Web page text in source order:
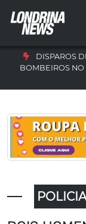
DISPAROS
BOMBEIROS